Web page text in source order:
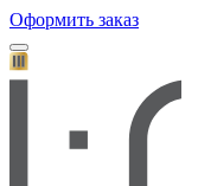
Оформить заказ